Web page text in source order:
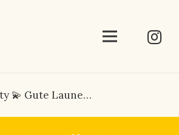
💫 Gute Laune…